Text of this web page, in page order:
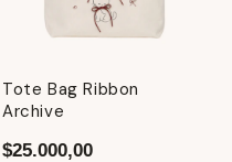
Tote Bag Ribbon
Archive
$25.000,00